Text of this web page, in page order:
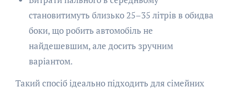
становитимуть близько 25–35 літрів в обидва
боки, що робить автомобіль не
найдешевшим, але досить зручним
варіантом.
Такий спосіб ідеально підходить для сімейних